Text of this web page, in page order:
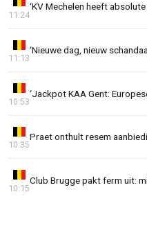
‘KV Mechelen heeft
11:24
‘Nieuwe dag, nieuw
11:13
‘Jackpot KAA Gent:
10:53
Praet onthult resem
10:35
Club Brugge pakt ferm uit:
10:15